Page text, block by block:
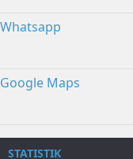
Whatsapp
Google Maps
STATISTIK